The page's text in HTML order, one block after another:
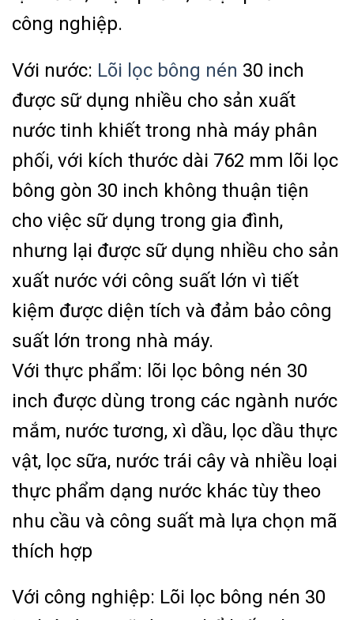
công nghiệp.
Với nước: Lõi lọc bông nén 30 inch
được sữ dụng nhiều cho sản xuất
nước tinh khiết trong nhà máy phân
phối, với kích thước dài 762 mm lõi lọc
bông gòn 30 inch không thuận tiện
cho việc sữ dụng trong gia đình,
nhưng lại được sữ dụng nhiều cho sản
xuất nước với công suất lớn vì tiết
kiệm được diện tích và đảm bảo công
suất lớn trong nhà máy.
Với thực phẩm: lõi lọc bông nén 30
inch được dùng trong các ngành nước
mắm, nước tương, xì dầu, lọc dầu thực
vật, lọc sữa, nước trái cây và nhiều loại
thực phẩm dạng nước khác tùy theo
nhu cầu và công suất mà lựa chọn mã
thích hợp
Với công nghiệp: Lõi lọc bông nén 30